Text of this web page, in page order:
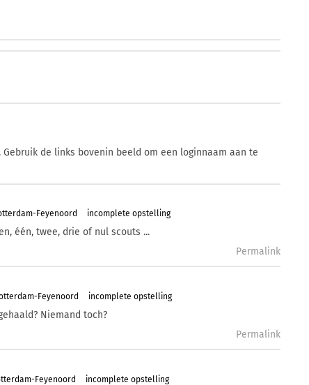
de links bovenin beeld om een loginnaam aan te
Feyenoord incomplete opstelling
één, twee, drie of nul scouts ...
Permalink
Feyenoord incomplete opstelling
Niemand toch?
Permalink
Feyenoord incomplete opstelling